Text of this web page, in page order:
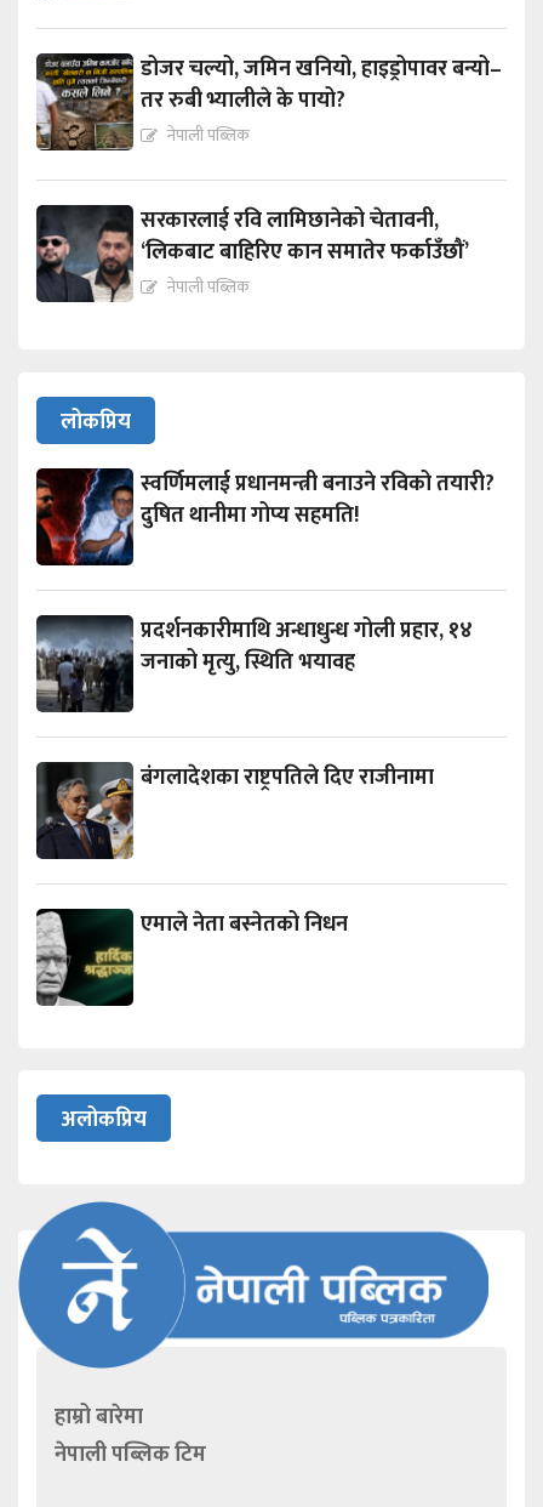
डोजर चल्यो, जमिन खनियो, हाइड्रोपावर बन्यो–
तर रुबी भ्यालीले के पायो?
नेपाली पब्लिक
सरकारलाई रवि लामिछानेको चेतावनी,
‘लिकबाट बाहिरिए कान समातेर फर्काउँछौं’
नेपाली पब्लिक
लोकप्रिय
स्वर्णिमलाई प्रधानमन्त्री बनाउने रविको तयारी?
दुषित थानीमा गोप्य सहमति!
प्रदर्शनकारीमाथि अन्धाधुन्ध गोली प्रहार, १४
जनाको मृत्यु, स्थिति भयावह
बंगलादेशका राष्ट्रपतिले दिए राजीनामा
एमाले नेता बस्नेतको निधन
अलोकप्रिय
हाम्रो बारेमा
नेपाली पब्लिक टिम